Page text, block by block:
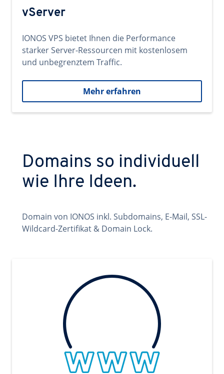
vServer
IONOS VPS bietet Ihnen die Performance
starker Server-Ressourcen mit kostenlosem
und unbegrenztem Traffic.
Mehr erfahren
Domains so individuell
wie Ihre Ideen.
Domain von IONOS inkl. Subdomains, E-Mail, SSL-
Wildcard-Zertifikat & Domain Lock.